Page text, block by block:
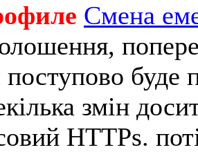
Смена
буде
змін
HTTPs.